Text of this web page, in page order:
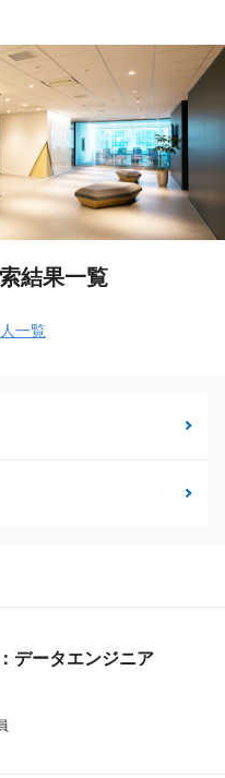
結果一覧
一覧
データエンジニア